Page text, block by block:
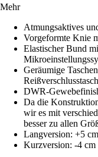
Mehr
Atmungsaktives
Vorgeformte Knie
Elastischer Bund
Geräumige
DWR-
Da die
wir es mit
besser zu allen
Langversion: +5
Kurzversion: -4